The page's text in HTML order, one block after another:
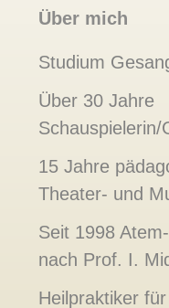
Über mich
Studium
Über 30 Jahre
Schauspielerin/
15 Jahre
Theater- und
Seit 1998
nach Prof. I.
Heilpraktiker